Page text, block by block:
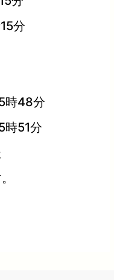
分
時48分
時51分